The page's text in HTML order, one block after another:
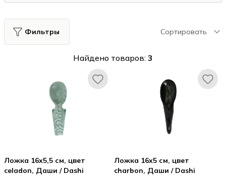
Фильтры Сортировать
Найдено товаров: 3
Ложка 16x5,5 см, цвет
celadon, Даши / Dashi
Ложка 16x5 см, цвет
charbon, Даши / Dashi